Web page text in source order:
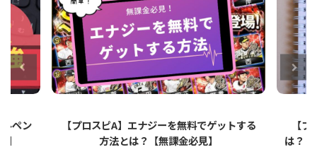
ペン
【プロスピA】エナジーを無料でゲットする
方法とは？【無課金必見】
【
は？